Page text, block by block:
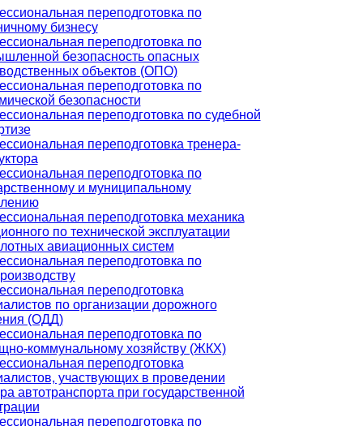
переподготовка по
бизнесу
переподготовка по
безопасность опасных
объектов (ОПО)
переподготовка по
безопасности
переподготовка по судебной
переподготовка тренера-
переподготовка по
и муниципальному
переподготовка механика
по технической эксплуатации
авиационных систем
переподготовка по
переподготовка
по организации дорожного
(ОДД)
переподготовка по
коммунальному хозяйству (ЖКХ)
переподготовка
участвующих в проведении
автотранспорта при государственной
переподготовка по